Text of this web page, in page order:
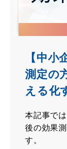
【中
測定の
える化
本記事で
後の効果
す。